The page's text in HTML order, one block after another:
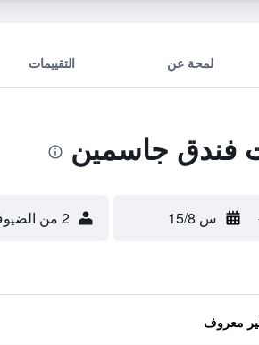
لمحة عن التقييمات
فندق جاسمين
س 15/8 2 من الضيوف، غرفة واحدة